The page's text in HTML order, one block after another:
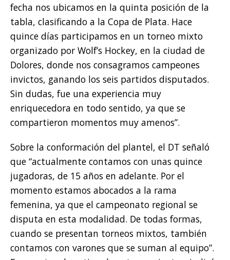
fecha nos ubicamos en la quinta posición de la
tabla, clasificando a la Copa de Plata. Hace
quince días participamos en un torneo mixto
organizado por Wolf’s Hockey, en la ciudad de
Dolores, donde nos consagramos campeones
invictos, ganando los seis partidos disputados.
Sin dudas, fue una experiencia muy
enriquecedora en todo sentido, ya que se
compartieron momentos muy amenos”.
Sobre la conformación del plantel, el DT señaló
que “actualmente contamos con unas quince
jugadoras, de 15 años en adelante. Por el
momento estamos abocados a la rama
femenina, ya que el campeonato regional se
disputa en esta modalidad. De todas formas,
cuando se presentan torneos mixtos, también
contamos con varones que se suman al equipo”.